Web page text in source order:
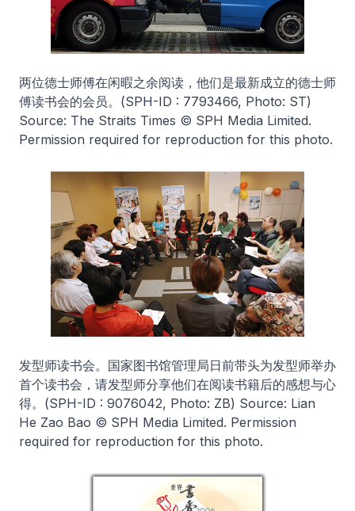
两位德士师傅在闲暇之余阅读，他们是最新成立的德士师
傅读书会的会员。 (SPH-ID : 7793466, Photo: ST)
Source: The Straits Times © SPH Media Limited.
Permission required for reproduction for this photo.
发型师读书会。国家图书馆管理局日前带头为发型师举办
首个读书会，请发型师分享他们在阅读书籍后的感想与心
得。 (SPH-ID : 9076042, Photo: ZB) Source: Lian
He Zao Bao © SPH Media Limited. Permission
required for reproduction for this photo.